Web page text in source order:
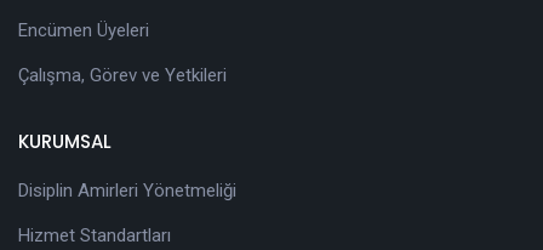
Encümen Üyeleri
Çalışma, Görev ve Yetkileri
KURUMSAL
Disiplin Amirleri Yönetmeliği
Hizmet Standartları